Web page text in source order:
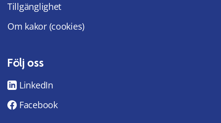
Tillgänglighet
Om kakor (cookies)
Följ oss
LinkedIn
Facebook